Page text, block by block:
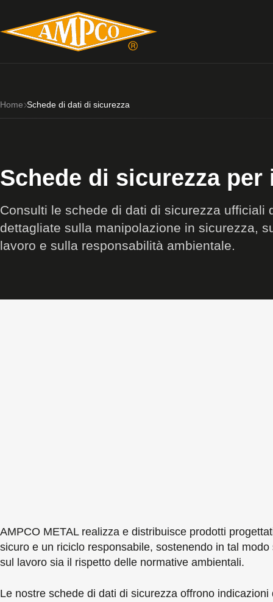
Home Schede di dati di sicurezza
Schede di sicurezza per
Consulti le schede di dati di sicurezza ufficiali
dettagliate sulla manipolazione in sicurezza,
lavoro e sulla responsabilità ambientale.
AMPCO METAL realizza e distribuisce prodotti
sicuro e un riciclo responsabile, sostenendo in tal
sul lavoro sia il rispetto delle normative ambientali.
Le nostre schede di dati di sicurezza offrono indicazioni